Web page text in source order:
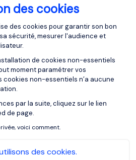
des cookies
du
des cookies pour garantir son bon
sécurité, mesurer l'audience et
de cookies non-essentiels
moment paramétrer vos
non-essentiels n’a aucune
par la suite, cliquez sur le lien
de page.
voici comment.
des cookies.
consent
się z firmą
Search?
dla klientów